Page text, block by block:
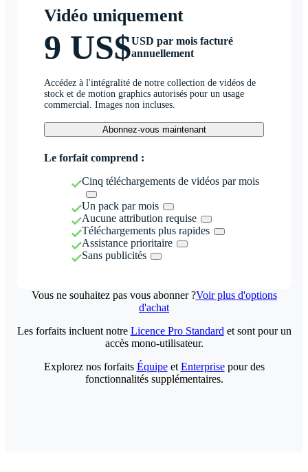
Vidéo uniquement
9 US$USD par mois facturé
annuellement
Accédez à l'intégralité de notre collection de vidéos de
stock et de motion graphics autorisés pour un usage
commercial. Images non incluses.
Abonnez-vous maintenant
Le forfait comprend :
Cinq téléchargements de vidéos par mois
Un pack par mois
Aucune attribution requise
Téléchargements plus rapides
Assistance prioritaire
Sans publicités
Vous ne souhaitez pas vous abonner ?Voir plus d'options
d'achat
Les forfaits incluent notre Licence Pro Standard et sont pour un
accès mono-utilisateur.
Explorez nos forfaits Équipeet Enterprisepour des
fonctionnalités supplémentaires.